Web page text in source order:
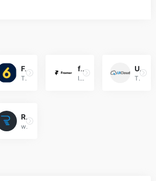
Font Awesome Icon
The complete set of 675 icons in Font Awesome
framer
It’s interactive design made simple—no code required, browser-based, and free for everyone. Realistic prototypes in half the time.
UICloud
The largest user interface design database in the world.
Reeoo
web design inspiration and website gallery